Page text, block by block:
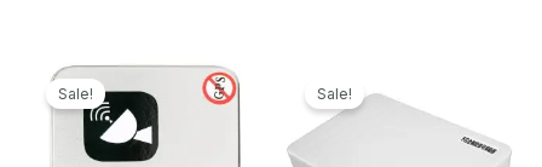
Sale!
Ursprünglicher
war:
169,00€
Aktueller
Sale!
war:
699,00€329,99€.